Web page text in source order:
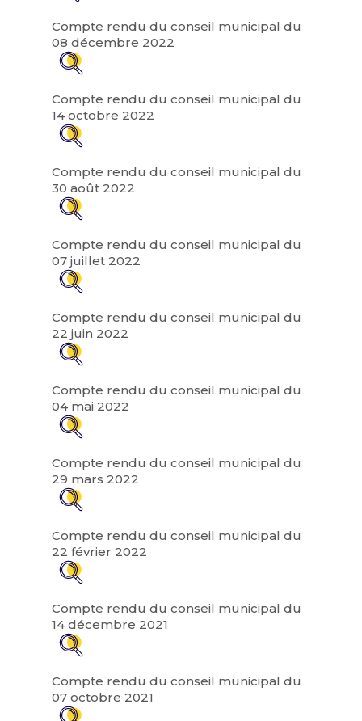
Compte rendu du conseil municipal du
08 décembre 2022
Compte rendu du conseil municipal du
14 octobre 2022
Compte rendu du conseil municipal du
30 août 2022
Compte rendu du conseil municipal du
07 juillet 2022
Compte rendu du conseil municipal du
22 juin 2022
Compte rendu du conseil municipal du
04 mai 2022
Compte rendu du conseil municipal du
29 mars 2022
Compte rendu du conseil municipal du
22 février 2022
Compte rendu du conseil municipal du
14 décembre 2021
Compte rendu du conseil municipal du
07 octobre 2021